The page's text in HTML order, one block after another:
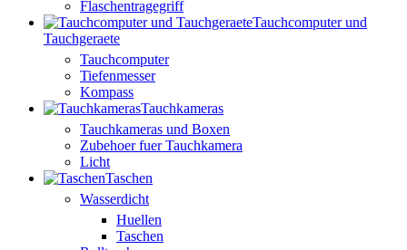
Flaschentragegriff
Tauchcomputer und
Tauchgeraete
Tauchcomputer
Tiefenmesser
Kompass
Tauchkameras
Tauchkameras und Boxen
Zubehoer fuer Tauchkamera
Licht
Taschen
Wasserdicht
Huellen
Taschen